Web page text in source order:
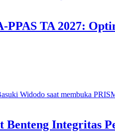
PPAS TA 2027:
Integritas